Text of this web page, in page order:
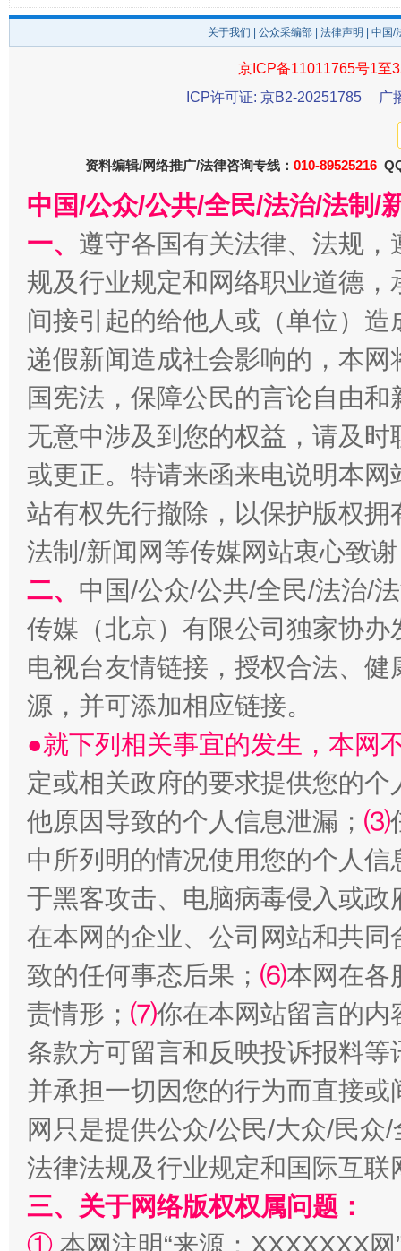
千年窑火 生生不息 一
揭开“小金库”的免责幌子
受贿1.44亿！段成刚被判无期 从幼
关于我们 公众采编部 法律声明 | 中国
京ICP备11011765号1至
ICP许可证: 京B2-20251785
广
资料编辑/网络推广/法律咨询专线： 010-89525216
中国/公众/公共/全民/法治/法制/
一、 遵守各国有关法律、法规
规及行业规定和网络职业道德
间接引起的给他人或（单位）
递假新闻造成社会影响的，本
国宪法，保障公民的言论自由
无意中涉及到您的权益，请及
或更正。特请来函来电说明本
站有权先行撤除，以保护版权
法制/新闻网等传媒网站衷心致
二、 中国/公众/公共/全民/法治/
传媒（北京）有限公司独家协
电视台友情链接，授权合法、
源，并可添加相应链接。
●就下列相关事宜的发生，本网
定或相关政府的要求提供您的个
他原因导致的个人信息泄漏； ⑶
中所列明的情况使用您的个人
于黑客攻击、电脑病毒侵入或
在本网的企业、公司网站和共
致的任何事态后果； ⑹本网在各
责情形； ⑺你在本网站留言的内
条款方可留言和反映投诉报料
并承担一切因您的行为而直接
网只是提供公众/公民/大众/民
法律法规及行业规定和国际互
三、关于网络版权权属问题：
① 本网注明“来源：XXXXXXX